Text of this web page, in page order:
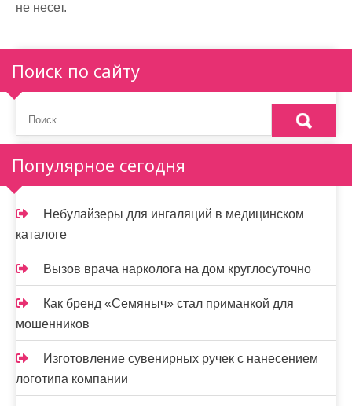
не несет.
Поиск по сайту
Популярное сегодня
Небулайзеры для ингаляций в медицинском
каталоге
Вызов врача нарколога на дом круглосуточно
Как бренд «Семяныч» стал приманкой для
мошенников
Изготовление сувенирных ручек с нанесением
логотипа компании